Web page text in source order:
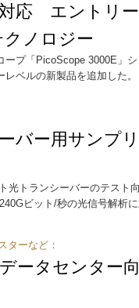
対応 エントリ
ノロジー
プ「PicoScope 3000E」
ベルの新製品を追加した。
バー用サンプ
光トランシーバーのテスト
ビット/秒の光信号解析
ターなど：
ータセンター